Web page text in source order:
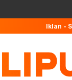
Iklan -